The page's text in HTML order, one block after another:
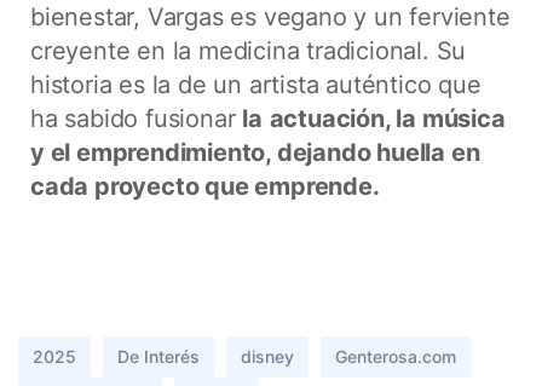
bienestar, Vargas es vegano y un ferviente
creyente en la medicina tradicional. Su
historia es la de un artista auténtico que
ha sabido fusionar la actuación, la música
y el emprendimiento, dejando huella en
cada proyecto que emprende.
2025 De Interés disney
Genterosa.com